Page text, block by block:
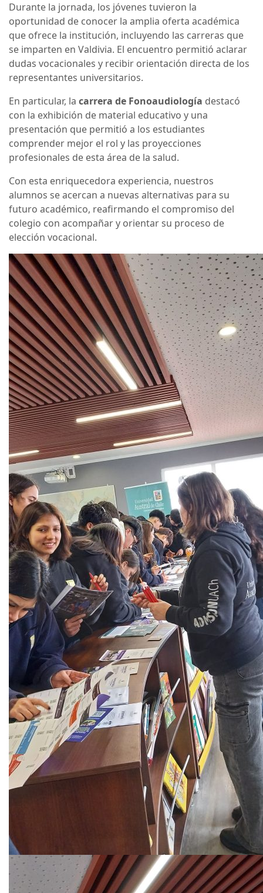
Durante la jornada, los jóvenes tuvieron la
oportunidad de conocer la amplia oferta académica
que ofrece la institución, incluyendo las carreras que
se imparten en Valdivia. El encuentro permitió aclarar
dudas vocacionales y recibir orientación directa de los
representantes universitarios.
En particular, la carrera de Fonoaudiología destacó
con la exhibición de material educativo y una
presentación que permitió a los estudiantes
comprender mejor el rol y las proyecciones
profesionales de esta área de la salud.
Con esta enriquecedora experiencia, nuestros
alumnos se acercan a nuevas alternativas para su
futuro académico, reafirmando el compromiso del
colegio con acompañar y orientar su proceso de
elección vocacional.